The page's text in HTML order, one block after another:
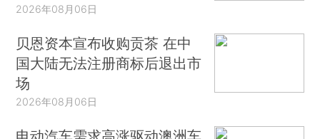
2026年08月06日
贝恩资本宣布收购贡茶 在中
国大陆无法注册商标后退出市
场
2026年08月06日